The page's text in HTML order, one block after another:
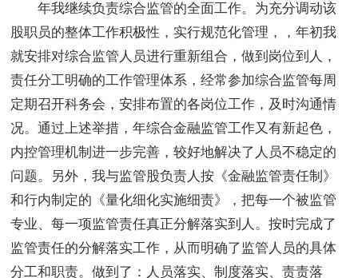
年我继续负责综合监管的全面工作。为充分调动该
股职员的整体工作积极性，实行规范化管理，，年初我
就安排对综合监管人员进行重新组合，做到岗位到人，
责任分工明确的工作管理体系，经常参加综合监管每周
定期召开科务会，安排布置的各岗位工作，及时沟通情
况。通过上述举措，年综合金融监管工作又有新起色，
内控管理机制进一步完善，较好地解决了人员不稳定的
问题。另外，我与监管股负责人按《金融监管责任制》
和行内制定的《量化细化实施细责》，把每一个被监管
专业、每一项监管责任真正分解落实到人。按时完成了
监管责任的分解落实工作，从而明确了监管人员的具体
分工和职责。做到了：人员落实、制度落实、责责落